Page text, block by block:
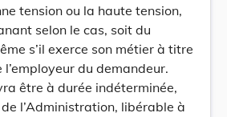
tension ou la haute tension,
selon le cas, soit du
s’il exerce son métier à titre
du demandeur.
être à durée indéterminée,
l’Administration, libérable à